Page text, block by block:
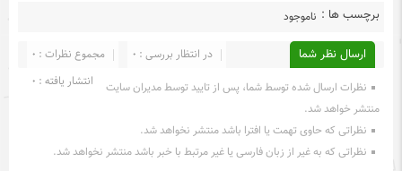
برچسب ها : ناموجود
ارسال نظر شما مجموع نظرات : 0
در انتظار بررسی : 0
انتشار یافته : 0
نظرات ارسال شده توسط شما، پس از تایید توسط مدیران سایت
منتشر خواهد شد.
نظراتی که حاوی تهمت یا افترا باشد منتشر نخواهد شد.
نظراتی که به غیر از زبان فارسی یا غیر مرتبط با خبر باشد منتشر نخواهد شد.